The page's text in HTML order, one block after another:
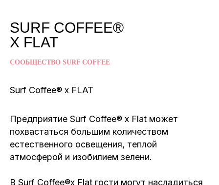
SURF COFFEE®
X FLAT
СООБЩЕСТВО SURF COFFEE
Surf Coffee® x FLAT
Предприятие Surf Coffee® x Flat может
похвастаться большим количеством
естественного освещения, теплой
атмосферой и изобилием зелени.
В Surf Coffee®x Flat гости могут насладиться